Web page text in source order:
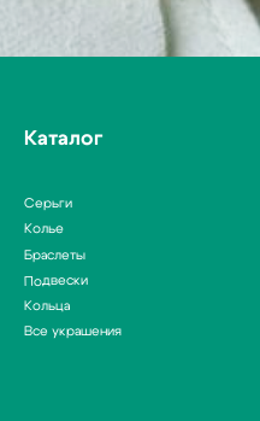
Дарья Александровна